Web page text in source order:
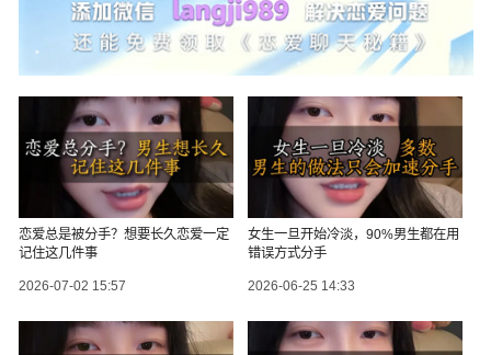
恋爱总是被分手？想要长久恋爱一定
记住这几件事
2026-07-02 15:57
女生一旦开始冷淡，90%男生都在用
错误方式分手
2026-06-25 14:33